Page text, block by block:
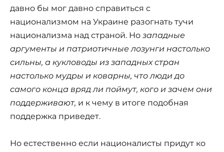
давно бы мог давно справиться с
национализмом на Украине разогнать тучи
национализма над страной. Но западные
аргументы и патриотичные лозунги настолько
сильны, а кукловоды из западных стран
настолько мудры и коварны, что люди до
самого конца вряд ли поймут, кого и зачем они
поддерживают, и к чему в итоге подобная
поддержка приведет.
Но естественно если националисты придут ко